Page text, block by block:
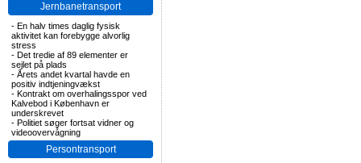
Jernbanetransport
- En halv times daglig fysisk
aktivitet kan forebygge alvorlig
stress
- Det tredie af 89 elementer er
sejlet på plads
- Årets andet kvartal havde en
positiv indtjeningvækst
- Kontrakt om overhalingsspor ved
Kalvebod i København er
underskrevet
- Politiet søger fortsat vidner og
videoovervågning
Persontransport